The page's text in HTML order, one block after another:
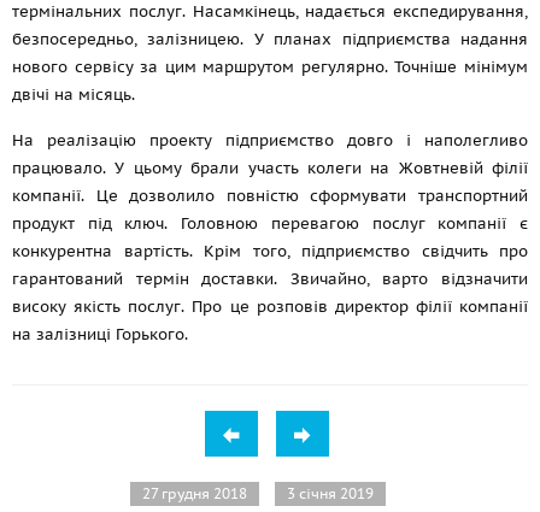
термінальних послуг. Насамкінець, надається експедирування,
безпосередньо, залізницею. У планах підприємства надання
нового сервісу за цим маршрутом регулярно. Точніше мінімум
двічі на місяць.
На реалізацію проекту підприємство довго і наполегливо
працювало. У цьому брали участь колеги на Жовтневій філії
компанії. Це дозволило повністю сформувати транспортний
продукт під ключ. Головною перевагою послуг компанії є
конкурентна вартість. Крім того, підприємство свідчить про
гарантований термін доставки. Звичайно, варто відзначити
високу якість послуг. Про це розповів директор філії компанії
на залізниці Горького.
27 грудня 2018 3 січня 2019